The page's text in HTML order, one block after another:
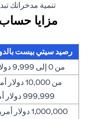
تنمية مدخراتك
مزايا
رصيد سيتي بيست
من 0 إلى 9,999 دولار أمريكي.
من 10,000
999,999 دولار أمريكي.
1,000,000 دولار أمريكي أو أكثر.